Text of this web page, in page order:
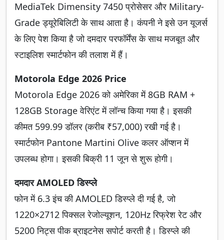
MediaTek Dimensity 7450 प्रोसेसर और Military-
Grade ड्यूरेबिलिटी के साथ आता है। कंपनी ने इसे उन यूजर्स
के लिए पेश किया है जो दमदार परफॉर्मेंस के साथ मजबूत और
स्टाइलिश स्मार्टफोन की तलाश में हैं।
Motorola Edge 2026 Price
Motorola Edge 2026 को अमेरिका में 8GB RAM +
128GB Storage वेरिएंट में लॉन्च किया गया है। इसकी
कीमत 599.99 डॉलर (करीब ₹57,000) रखी गई है।
स्मार्टफोन Pantone Martini Olive कलर ऑप्शन में
उपलब्ध होगा। इसकी बिक्री 11 जून से शुरू होगी।
दमदार AMOLED डिस्प्ले
फोन में 6.3 इंच की AMOLED डिस्प्ले दी गई है, जो
1220×2712 पिक्सल रेजोल्यूशन, 120Hz रिफ्रेश रेट और
5200 निट्स पीक ब्राइटनेस सपोर्ट करती है। डिस्प्ले की